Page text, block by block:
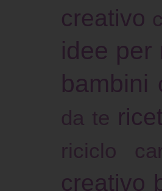
creativo
idee per
bambini
da te
riciclo
creativo